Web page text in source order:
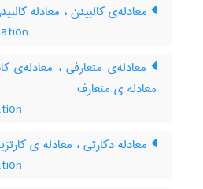
معادله‌ی کالبیدن ، معادله
معادله‌ی متعارفی ، معادله‌ی
معادله ی متعارف
معادله دکارتی ، معادله ی